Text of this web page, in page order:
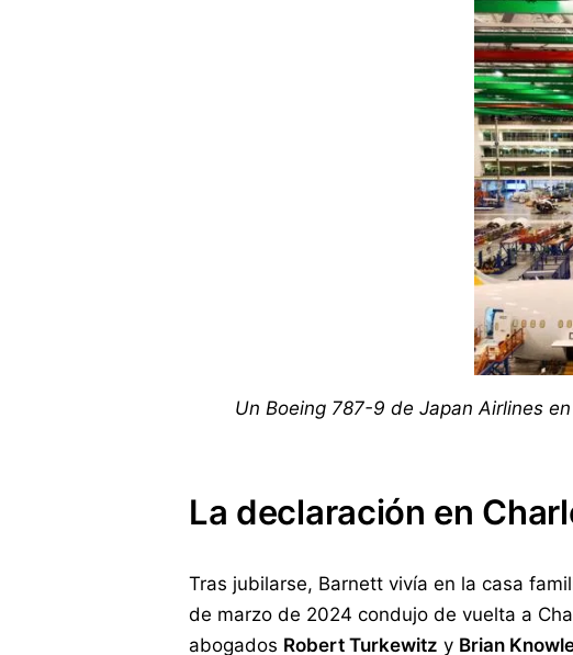
Un Boeing 787-9 de Japan Airlines
La declaración en
Tras jubilarse, Barnett vivía en la casa
de marzo de 2024 condujo de vuelta a
abogados Robert Turkewitz y Brian